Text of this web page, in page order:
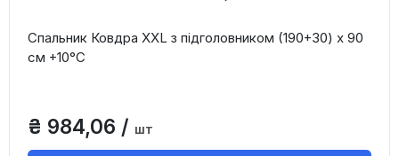
Спальник Ковдра XXL з підголовником (190+30) х 90
см +10°С
₴ 984,06 / шт